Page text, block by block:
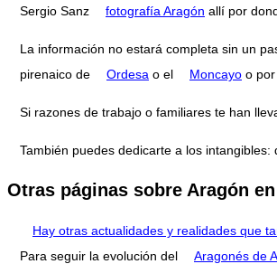
Sergio Sanz fotografía Aragón allí por
La información no estará completa sin un
pirenaico de
Ordesa o el Moncayo o
Si razones de trabajo o familiares te han
También puedes dedicarte a los intangibles:
Otras páginas sobre Aragón
Hay otras actualidades y realidades que
Para seguir la evolución del
Aragonés de